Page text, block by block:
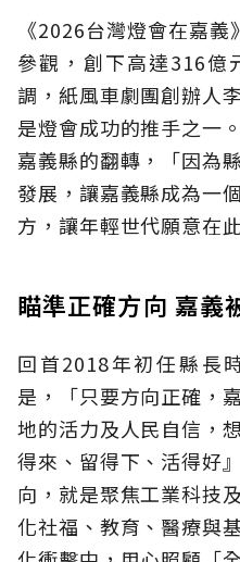
《2026台灣燈會在嘉
參觀，創下高達316億
調，紙風車劇團創辦人
是燈會成功的推手之一
嘉義縣的翻轉，「因為
發展，讓嘉義縣成為一
方，讓年輕世代願意在
瞄準正確方向 嘉義
回首2018年初任縣長
是，「只要方向正確，
地的活力及人民自信，
得來、留得下、活得好
向，就是聚焦工業科技
化社福、教育、醫療與